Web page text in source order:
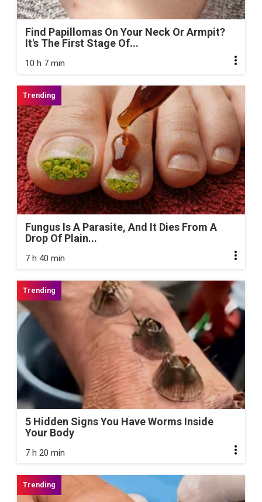
Find Papillomas On Your Neck Or Armpit?
It's The First Stage Of...
10 h 7 min
Fungus Is A Parasite, And It Dies From A
Drop Of Plain...
7 h 40 min
5 Hidden Signs You Have Worms Inside
Your Body
7 h 20 min